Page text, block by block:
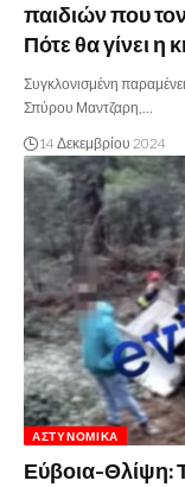
παιδιών που
Πότε θα γίνει η
Συγκλονισμένη
Σπύρου Μαντζαρη,…
14 Δεκεμβρίου 2024
ΑΣΤΥΝΟΜΙΚΆ
Εύβοια-Θλίψη: